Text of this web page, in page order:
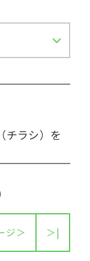
チラシ）を
ジ＞ ＞|